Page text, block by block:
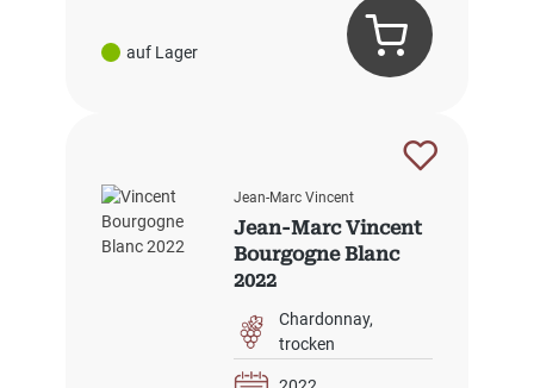
auf Lager
Jean-Marc Vincent
Jean-Marc Vincent
Bourgogne Blanc
2022
Chardonnay
trocken